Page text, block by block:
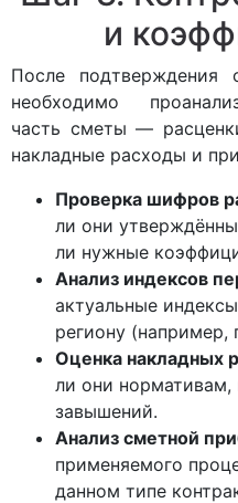
и
После подтверждения
необходимо
часть сметы —
накладные расходы и
Проверка шифров
ли они
ли нужные
Анализ индексов
актуальные
региону
Оценка накладных
ли они нормативам,
завышений.
Анализ сметной
применяемого
данном типе